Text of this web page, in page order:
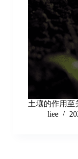
土壤的作用
liee